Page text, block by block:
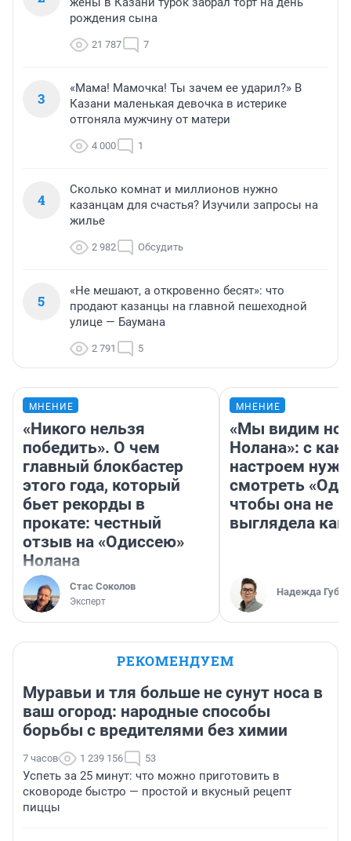
рождения сына
21 787 7
3
«Мама! Мамочка! Ты зачем ее ударил?» В
Казани маленькая девочка в истерике
отгоняла мужчину от матери
4 000 1
4
Сколько комнат и миллионов нужно
казанцам для счастья? Изучили запросы на
жилье
2 982 Обсудить
5
«Не мешают, а откровенно бесят»: что
продают казанцы на главной пешеходной
улице — Баумана
2 791 5
МНЕНИЕ
«Никого нельзя
победить». О чем
главный блокбастер
этого года, который
бьет рекорды в
прокате: честный
отзыв на «Одиссею»
Нолана
Стас Соколов
Эксперт
МНЕНИЕ
«Мы видим
Нолана»: с
настроем
смотреть
чтобы она не
выглядела как
Надежда
РЕКОМЕНДУЕМ
Муравьи и тля больше не сунут носа в
ваш огород: народные способы
борьбы с вредителями без химии
7 часов 1 239 156 53
Успеть за 25 минут: что можно приготовить в
сковороде быстро — простой и вкусный рецепт
пиццы